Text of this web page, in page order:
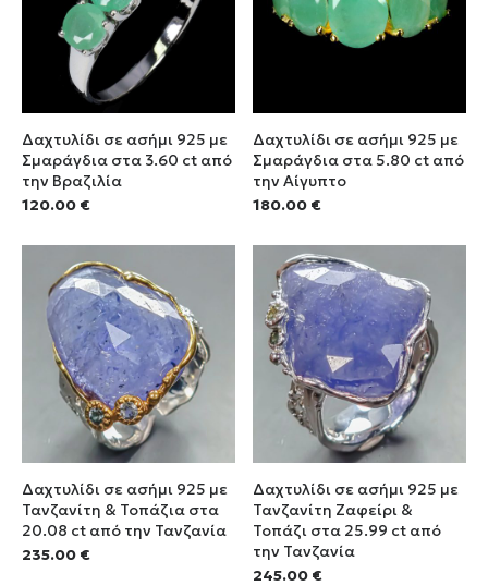
Δαχτυλίδι σε ασήμι 925 με
Σμαράγδια στα 3.60 ct από
την Βραζιλία
120.00 €
Δαχτυλίδι σε ασήμι 925 με
Σμαράγδια στα 5.80 ct από
την Αίγυπτο
180.00 €
Δαχτυλίδι σε ασήμι 925 με
Τανζανίτη & Τοπάζια στα
20.08 ct από την Τανζανία
235.00 €
Δαχτυλίδι σε ασήμι 925 με
Τανζανίτη Ζαφείρι &
Τοπάζι στα 25.99 ct από
την Τανζανία
245.00 €